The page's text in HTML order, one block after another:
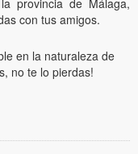
con tus amigos.
en la naturaleza de
no te lo pierdas!